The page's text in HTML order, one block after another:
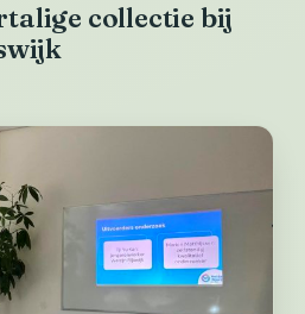
collectie bij